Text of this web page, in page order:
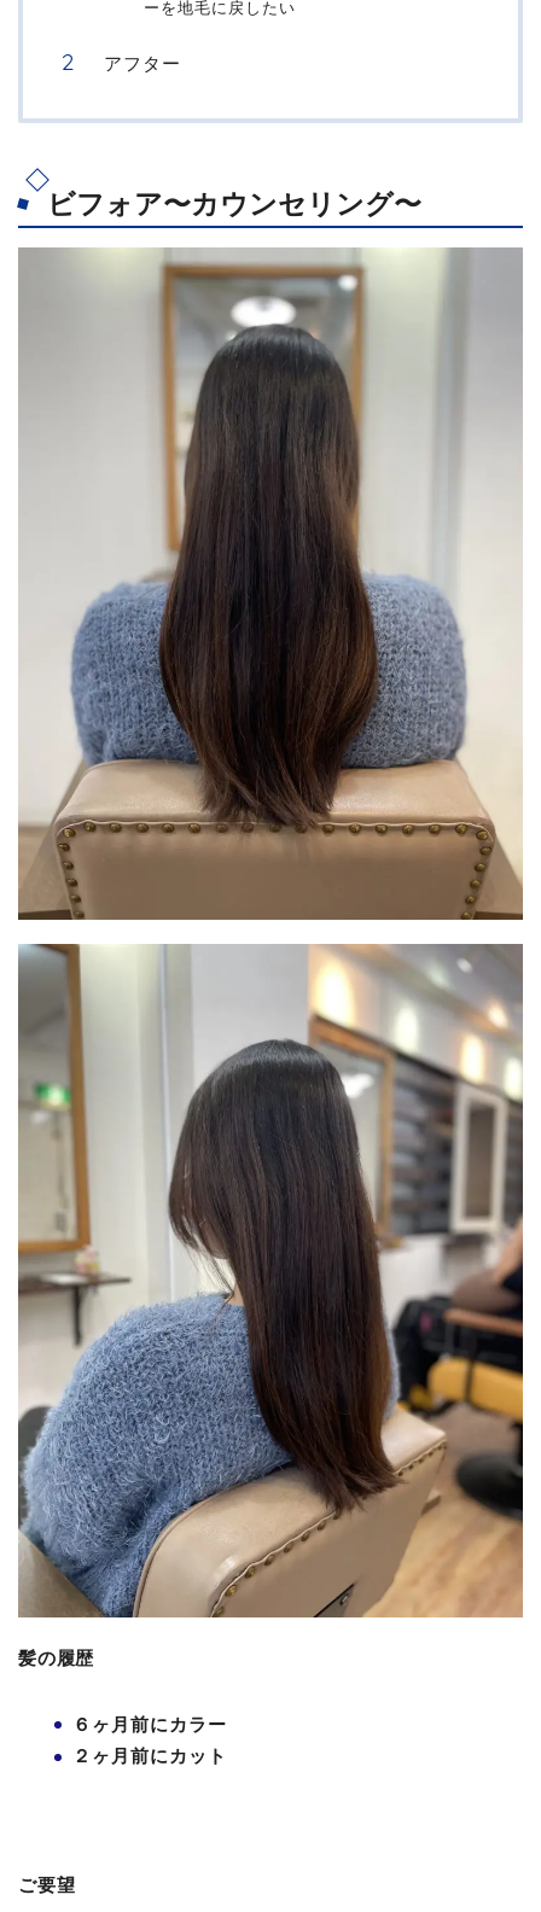
ーを地毛に戻したい
アフター
ビフォア〜カウンセリング〜
髪の履歴
６ヶ月前にカラー
２ヶ月前にカット
ご要望